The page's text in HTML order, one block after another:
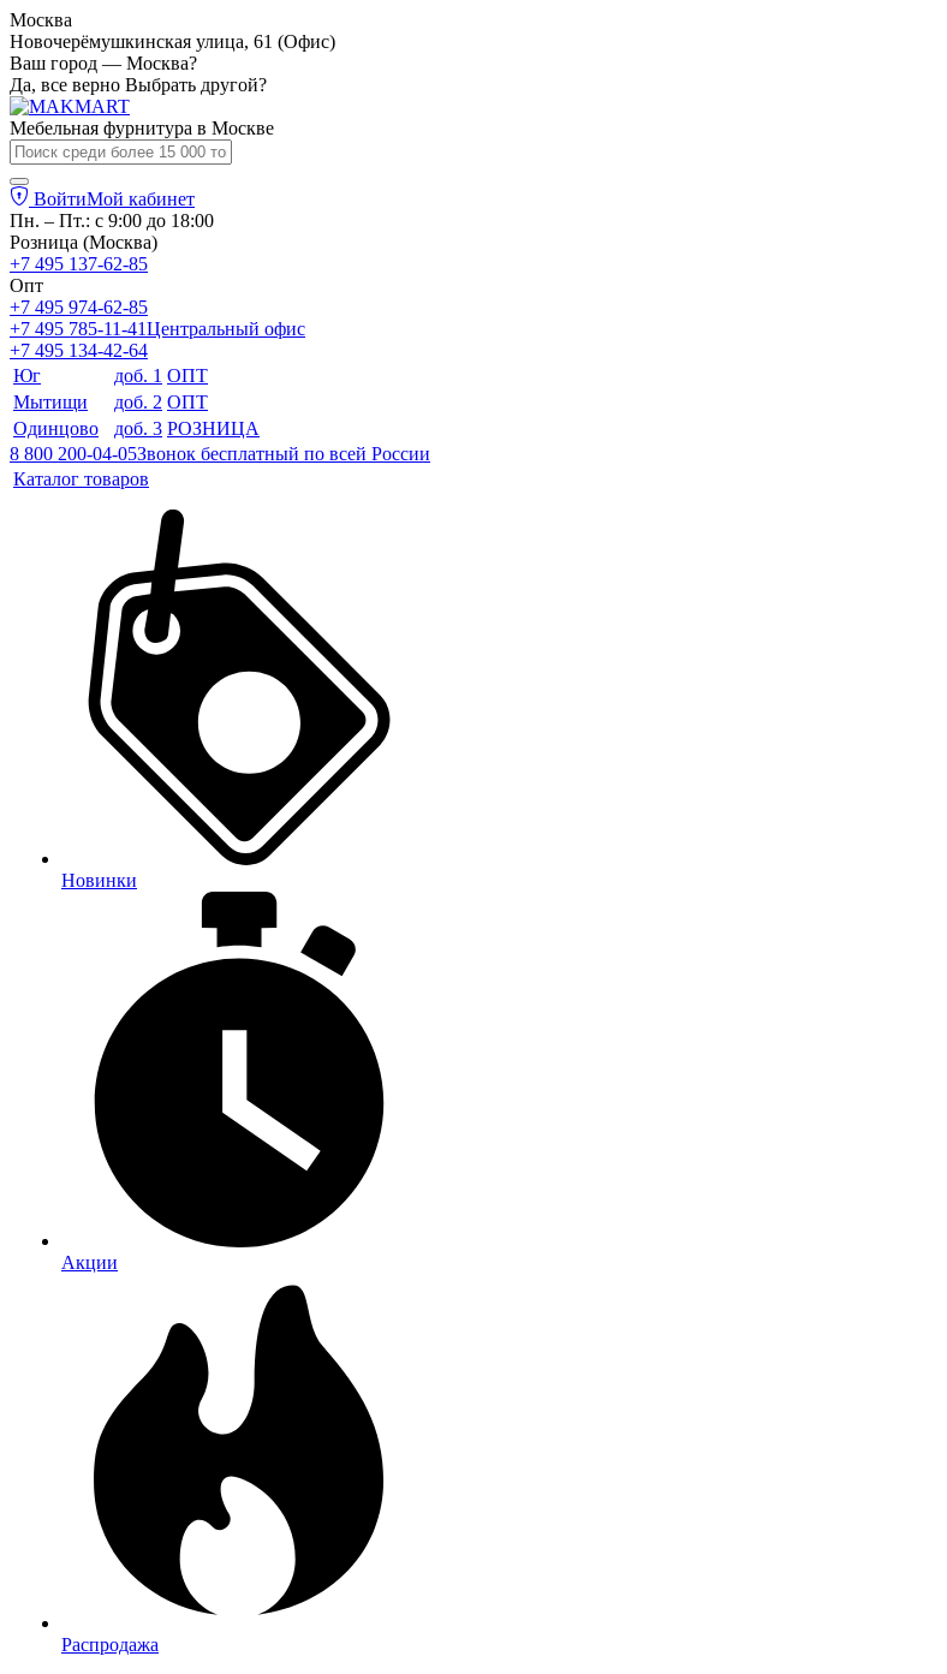
Москва
Новочерёмушкинская улица, 61 (Офис)
Ваш город — Москва?
Да, все верно Выбрать другой?
Мебельная фурнитура в Москве
ВойтиМой кабинет
Пн. – Пт.: с 9:00 до 18:00
Розница (Москва)
+7 495 137-62-85
Опт
+7 495 974-62-85
+7 495 785-11-41Центральный офис
+7 495 134-42-64
Юг
доб. 1 ОПТ
Мытищи
доб. 2 ОПТ
Одинцово
доб. 3 РОЗНИЦА
8 800 200-04-05Звонок бесплатный по всей России
Каталог товаров
Новинки
Акции
Распродажа